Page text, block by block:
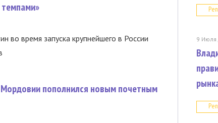
во время запуска крупнейшего в России
пополнился новым почетным
9 Июля